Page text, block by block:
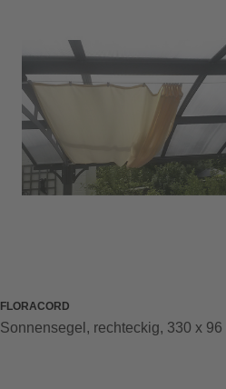
FLORACORD
Sonnensegel, rechteckig, 330 x 96